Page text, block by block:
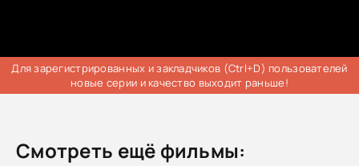
Для зарегистрированных и закладчиков (Ctrl+D) пользователей
новые серии и качество выходит раньше!
Смотреть ещё фильмы: